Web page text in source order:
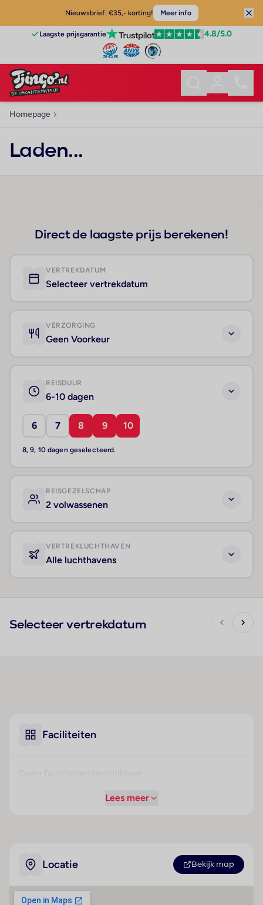
Nieuwsbrief: €35,- korting! Meer info
Laagste prijsgarantie 4.8/5.0
Homepage
Laden...
Direct de laagste prijs berekenen!
VERTREKDATUM
Selecteer vertrekdatum
VERZORGING
Geen Voorkeur
REISDUUR
6-10 dagen
6 7 8 9 10
8, 9, 10 dagen geselecteerd.
REISGEZELSCHAP
2 volwassenen
VERTREKLUCHTHAVEN
Alle luchthavens
Selecteer vertrekdatum
Faciliteiten
Lees meer
Locatie Bekijk map